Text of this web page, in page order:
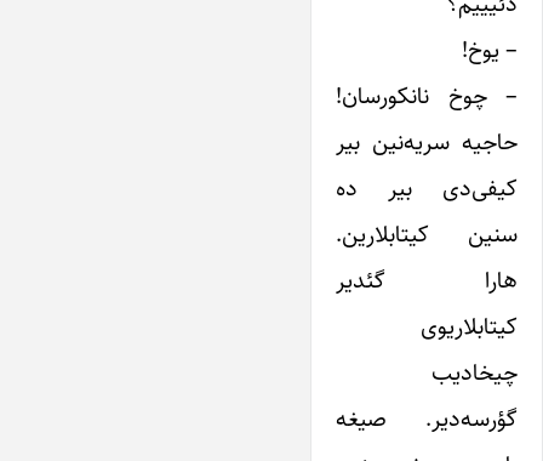
– یوخ!
– چوخ نانکورسان!
حاجیه سریه‌نین بیر
کیفی‌دی بیر ده
سنین کیتابلارین.
هارا گئدیر
کیتابلاریوی
چیخادیب
گؤرسه‌دیر. صیغه